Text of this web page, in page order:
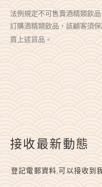
法例規定不可售賣酒精類飲
訂購酒精類飲品，該顧客須
買上述貨品。
接收最新動態
登記電郵資料,可以接收到